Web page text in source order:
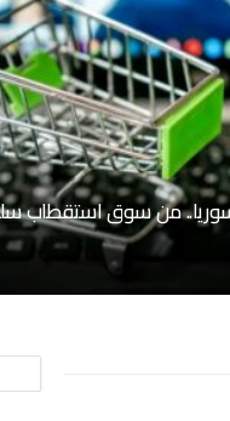
سوريا.. من سوق استقطاب